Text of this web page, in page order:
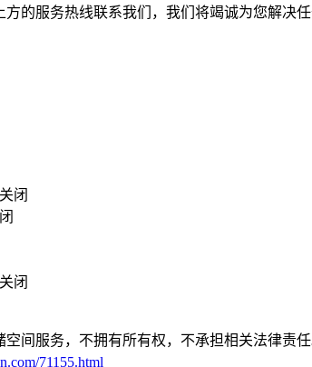
的服务热线联系我们，我们将竭诚为您解决任
闭
闭
间服务，不拥有所有权，不承担相关法律责
71155.html